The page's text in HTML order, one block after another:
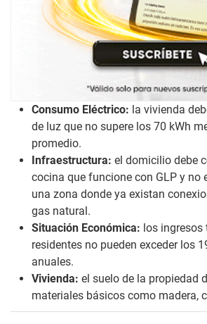
Consumo Eléctrico: la vivienda
de luz que no supere los 70 kWh
promedio.
Infraestructura: el domicilio debe
cocina que funcione con GLP y no
una zona donde ya existan
gas natural.
Situación Económica: los
residentes no pueden exceder los
anuales.
Vivienda: el suelo de la propiedad
materiales básicos como madera,